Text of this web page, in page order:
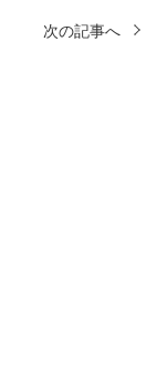
次の記事へ